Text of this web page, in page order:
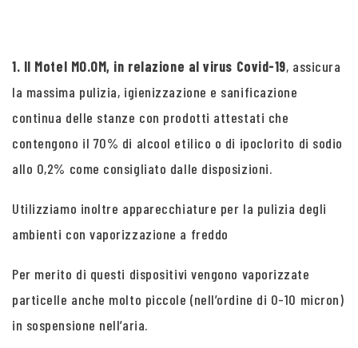
1. Il Motel MO.OM, in relazione al virus Covid-19, assicura
la massima pulizia, igienizzazione e sanificazione
continua delle stanze con prodotti attestati che
contengono il 70% di alcool etilico o di ipoclorito di sodio
allo 0,2% come consigliato dalle disposizioni.
Utilizziamo inoltre apparecchiature per la pulizia degli
ambienti con vaporizzazione a freddo
Per merito di questi dispositivi vengono vaporizzate
particelle anche molto piccole (nell’ordine di 0-10 micron)
in sospensione nell’aria.